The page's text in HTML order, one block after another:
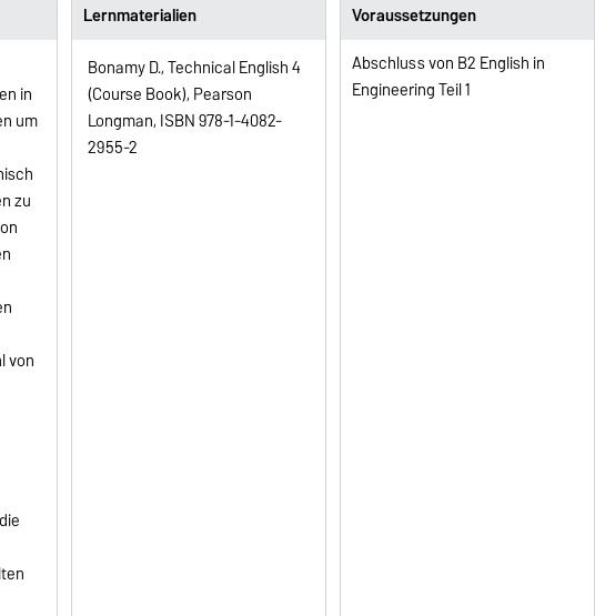
in
um
zu
von
Lernmaterialien
Bonamy D., Technical English 4
(Course Book), Pearson
Longman, ISBN 978-1-4082-
2955-2
Voraussetzungen
Abschluss von B2 English in
Engineering Teil 1